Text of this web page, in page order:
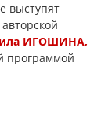
выступят
ИГОШИНА,
программой